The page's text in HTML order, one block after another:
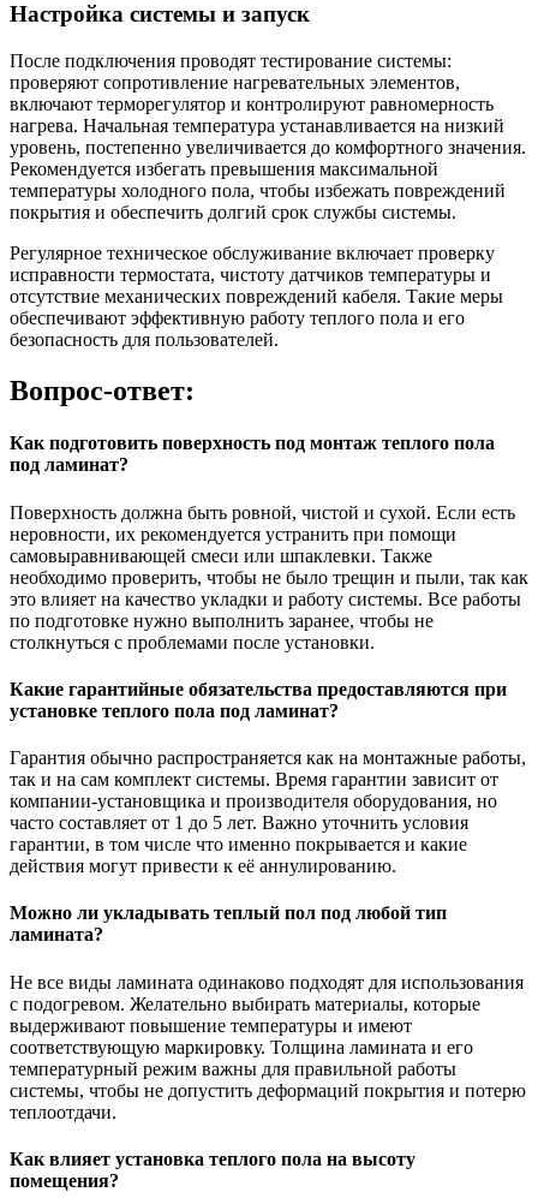
Настройка системы и запуск
После подключения проводят тестирование системы:
проверяют сопротивление нагревательных элементов,
включают терморегулятор и контролируют равномерность
нагрева. Начальная температура устанавливается на низкий
уровень, постепенно увеличивается до комфортного значения.
Рекомендуется избегать превышения максимальной
температуры холодного пола, чтобы избежать повреждений
покрытия и обеспечить долгий срок службы системы.
Регулярное техническое обслуживание включает проверку
исправности термостата, чистоту датчиков температуры и
отсутствие механических повреждений кабеля. Такие меры
обеспечивают эффективную работу теплого пола и его
безопасность для пользователей.
Вопрос-ответ:
Как подготовить поверхность под монтаж теплого пола
под ламинат?
Поверхность должна быть ровной, чистой и сухой. Если есть
неровности, их рекомендуется устранить при помощи
самовыравнивающей смеси или шпаклевки. Также
необходимо проверить, чтобы не было трещин и пыли, так как
это влияет на качество укладки и работу системы. Все работы
по подготовке нужно выполнить заранее, чтобы не
столкнуться с проблемами после установки.
Какие гарантийные обязательства предоставляются при
установке теплого пола под ламинат?
Гарантия обычно распространяется как на монтажные работы,
так и на сам комплект системы. Время гарантии зависит от
компании-установщика и производителя оборудования, но
часто составляет от 1 до 5 лет. Важно уточнить условия
гарантии, в том числе что именно покрывается и какие
действия могут привести к её аннулированию.
Можно ли укладывать теплый пол под любой тип
ламината?
Не все виды ламината одинаково подходят для использования
с подогревом. Желательно выбирать материалы, которые
выдерживают повышение температуры и имеют
соответствующую маркировку. Толщина ламината и его
температурный режим важны для правильной работы
системы, чтобы не допустить деформаций покрытия и потерю
теплоотдачи.
Как влияет установка теплого пола на высоту
помещения?